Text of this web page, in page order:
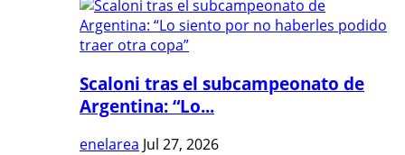
Scaloni tras el subcampeonato de
Argentina: “Lo...
enelarea Jul 27, 2026